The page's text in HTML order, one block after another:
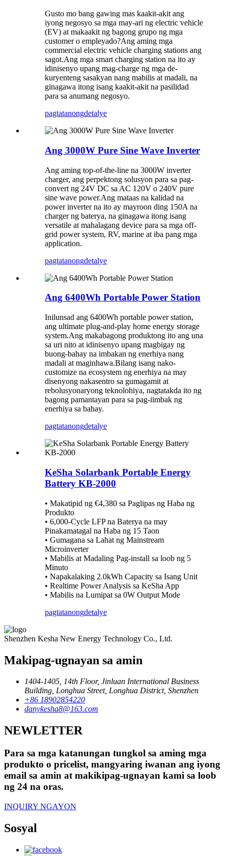
Gusto mo bang gawing mas kaakit-akit ang
iyong negosyo sa mga may-ari ng electric vehicle
(EV) at makaakit ng bagong grupo ng mga
customer o empleyado?Ang aming mga
commercial electric vehicle charging stations ang
sagot.Ang mga smart charging station na ito ay
idinisenyo upang mag-charge ng mga de-
kuryenteng sasakyan nang mabilis at madali, na
ginagawa itong isang kaakit-akit na pasilidad
para sa anumang negosyo.
pagtatanongdetalye
Ang 3000W Pure Sine Wave Inverter
Ang aming top-of-the-line na 3000W inverter
charger, ang perpektong solusyon para sa pag-
convert ng 24V DC sa AC 120V o 240V pure
sine wave power.Ang mataas na kalidad na
power inverter na ito ay mayroon ding 150A na
charger ng baterya, na ginagawa itong isang
versatile at mahalagang device para sa mga off-
grid power system, RV, marine at iba pang mga
application.
pagtatanongdetalye
Ang 6400Wh Portable Power Station
Inilunsad ang 6400Wh portable power station,
ang ultimate plug-and-play home energy storage
system.Ang makabagong produktong ito ang una
sa uri nito at idinisenyo upang magbigay ng
buong-bahay na imbakan ng enerhiya nang
madali at maginhawa.Bilang isang nako-
customize na ecosystem ng enerhiya na may
disenyong nakasentro sa gumagamit at
rebolusyonaryong teknolohiya, nagtatakda ito ng
bagong pamantayan para sa pag-iimbak ng
enerhiya sa bahay.
pagtatanongdetalye
KeSha Solarbank Portable Energy
Battery KB-2000
• Makatipid ng €4,380 sa Paglipas ng Haba ng
Produkto
• 6,000-Cycle LFP na Baterya na may
Pinakamatagal na Haba ng 15 Taon
• Gumagana sa Lahat ng Mainstream
Microinverter
• Mabilis at Madaling Pag-install sa loob ng 5
Minuto
• Napakalaking 2.0kWh Capacity sa Isang Unit
• Realtime Power Analysis sa KeSha App
• Mabilis na Lumipat sa 0W Output Mode
pagtatanongdetalye
Shenzhen Kesha New Energy Technology Co., Ltd.
Makipag-ugnayan sa amin
1404-1405, 14th Floor, Jinluan International Business
Building, Longhua Street, Longhua District, Shenzhen
+86 18902854220
danykesha8@163.com
NEWLETTER
Para sa mga katanungan tungkol sa aming mga
produkto o pricelist, mangyaring iwanan ang iyong
email sa amin at makikipag-ugnayan kami sa loob
ng 24 na oras.
INQUIRY NGAYON
Sosyal